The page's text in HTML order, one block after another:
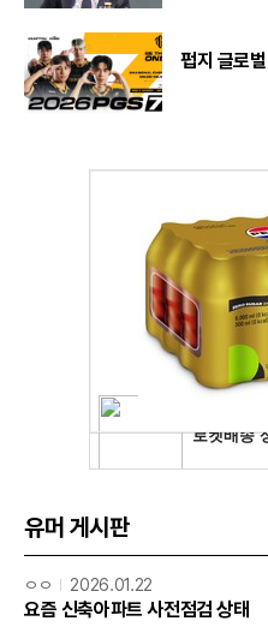
펍지 글로
유머 게시판
ㅇㅇ 2026.01.22
요즘 신축아파트 사전점검 상태